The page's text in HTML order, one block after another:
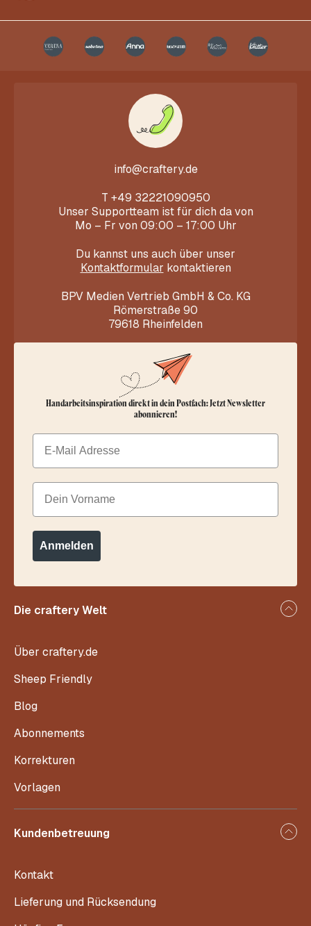
info@craftery.de
T +49 32221090950
Unser Supportteam ist für dich da von
Mo – Fr von 09:00 – 17:00 Uhr
Du kannst uns auch über unser
Kontaktformular kontaktieren
BPV Medien Vertrieb GmbH & Co. KG
Römerstraße 90
79618 Rheinfelden
Die craftery Welt
Über craftery.de
Sheep Friendly
Blog
Abonnements
Korrekturen
Vorlagen
Kundenbetreuung
Kontakt
Lieferung und Rücksendung
Handarbeitsinspiration direkt in dein Postfach: Jetzt Newsletter
abonnieren!
Email
Dein Vorname
Anmelden